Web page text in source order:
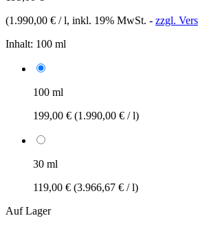
(1.990,00 € / l, inkl. 19% MwSt. - zzgl.
Inhalt: 100 ml
100 ml
199,00 € (1.990,00 € / l)
30 ml
119,00 € (3.966,67 € / l)
Auf Lager